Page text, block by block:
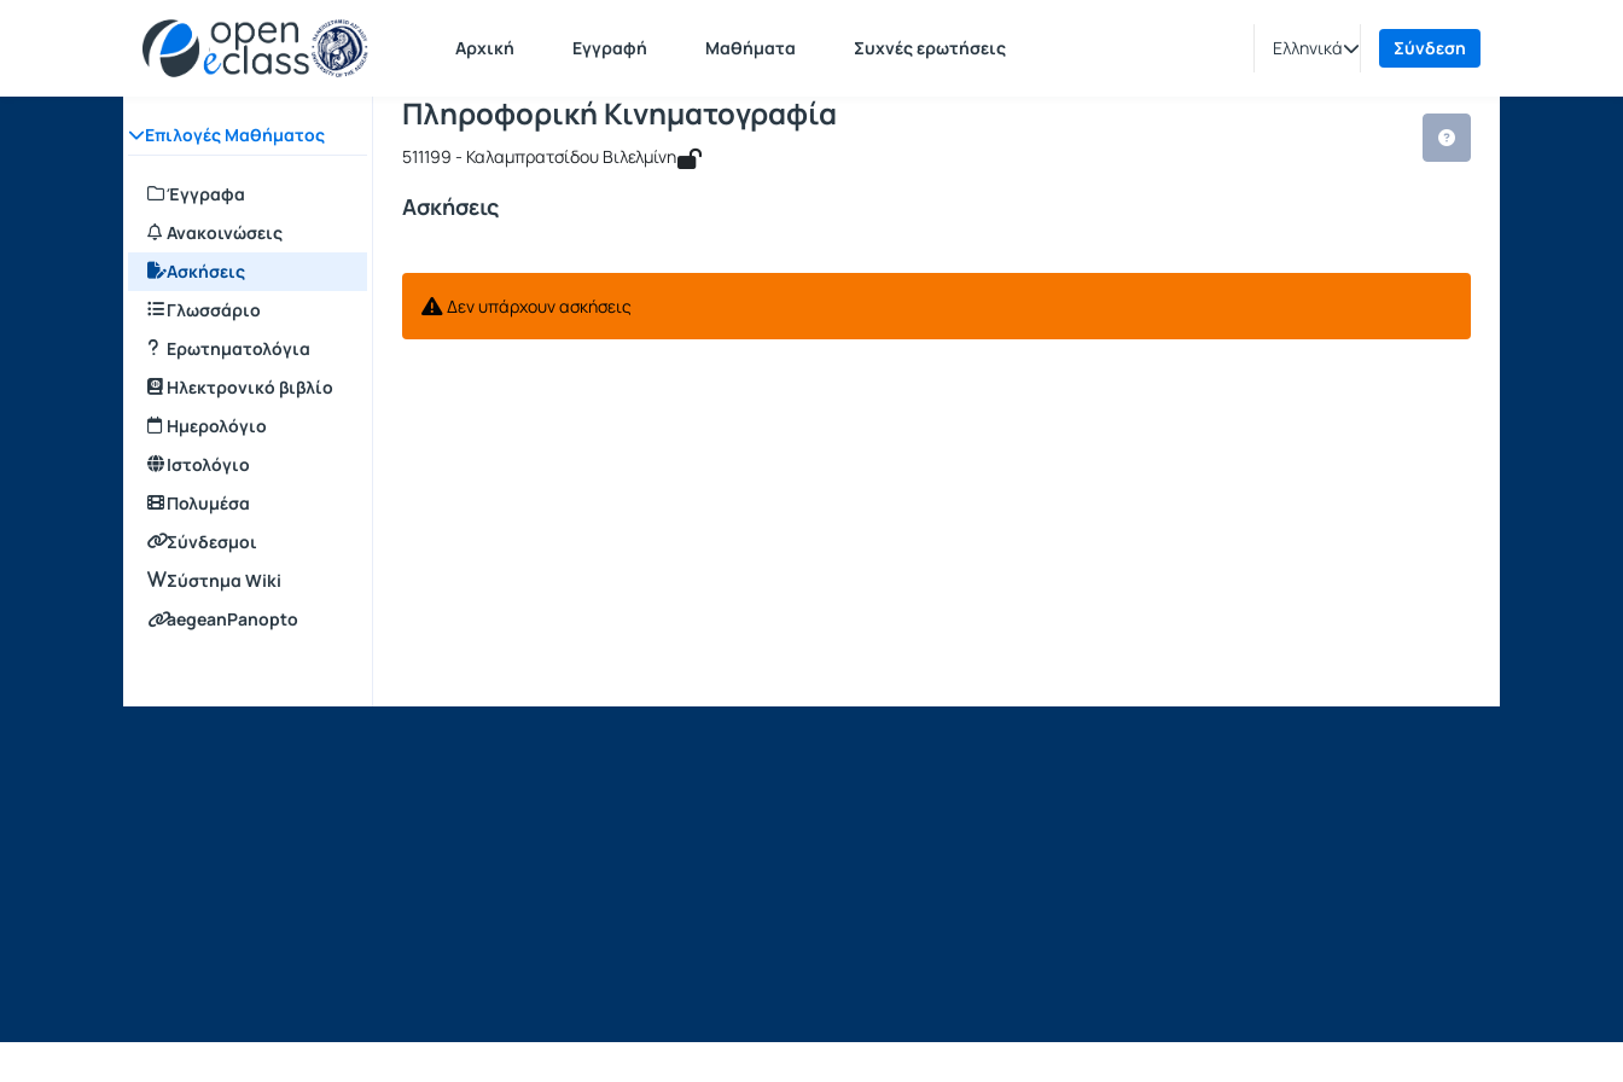
Αρχική Εγγραφή Μαθήματα Συχνές ερωτήσεις Ελληνικά Σύνδεση
Επιλογές Μαθήματος
Έγγραφα
Ανακοινώσεις
Ασκήσεις
Γλωσσάριο
Ερωτηματολόγια
Ηλεκτρονικό βιβλίο
Ημερολόγιο
Ιστολόγιο
Πολυμέσα
Σύνδεσμοι
Σύστημα Wiki
aegeanPanopto
Αρχική Σελίδα Πληροφορική Κινηματογραφία Ασκήσεις
Μάθημα : Πληροφορική Κινηματογραφία
Κωδικός : 511199
Πληροφορική Κινηματογραφία
511199 - Καλαμπρατσίδου Βιλελμίνη
Ασκήσεις
Δεν υπάρχουν ασκήσεις